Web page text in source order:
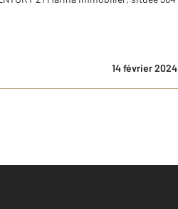
14 février 2024